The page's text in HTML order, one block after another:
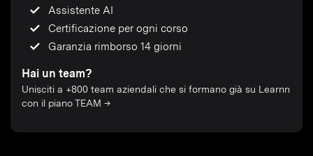
Assistente AI
Certificazione per ogni corso
Garanzia rimborso 14 giorni
Hai un team?
Unisciti a +800 team aziendali che si formano già su Learnn
con il piano TEAM →